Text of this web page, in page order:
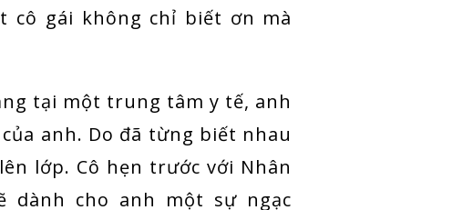
cô gái không chỉ biết ơn mà
tại một trung tâm y tế, anh
anh. Do đã từng biết nhau
lớp. Cô hẹn trước với Nhân
dành cho anh một sự ngạc